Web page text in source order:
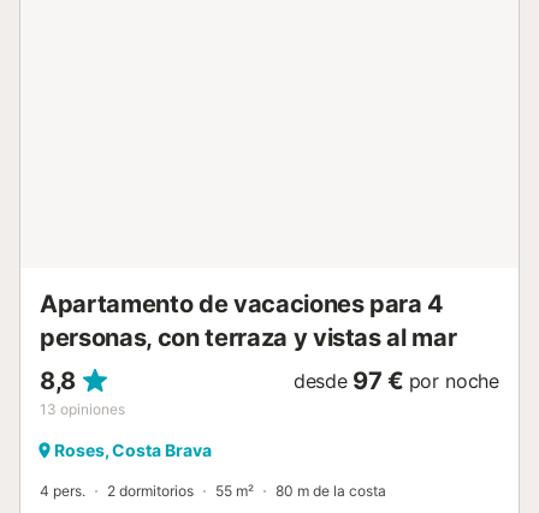
Apartamento de vacaciones para 4
personas, con terraza y vistas al mar
8,8
13 opiniones
desde 97 € por noche
Roses, Costa Brava
4 pers. 2 dormitorios 55 m² 80 m de la costa